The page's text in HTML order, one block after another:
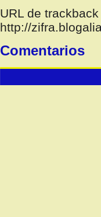
URL de
http://
Comentarios